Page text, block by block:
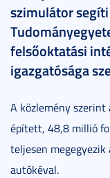
szimulátor
felsőoktatási
igazgatósága
A közlemény
épített, 48,8 millió
teljesen
autókéval.